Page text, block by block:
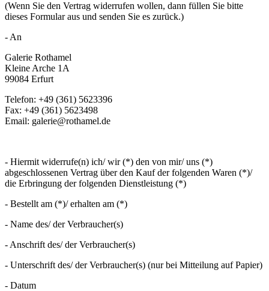
(Wenn Sie den Vertrag widerrufen wollen, dann füllen Sie bitte
dieses Formular aus und senden Sie es zurück.)
- An
Galerie Rothamel
Kleine Arche 1A
99084 Erfurt
Telefon: +49 (361) 5623396
Fax: +49 (361) 5623498
Email: galerie@rothamel.de
- Hiermit widerrufe(n) ich/ wir (*) den von mir/ uns (*)
abgeschlossenen Vertrag über den Kauf der folgenden Waren (*)/
die Erbringung der folgenden Dienstleistung (*)
- Bestellt am (*)/ erhalten am (*)
- Name des/ der Verbraucher(s)
- Anschrift des/ der Verbraucher(s)
- Unterschrift des/ der Verbraucher(s) (nur bei Mitteilung auf Papier)
- Datum